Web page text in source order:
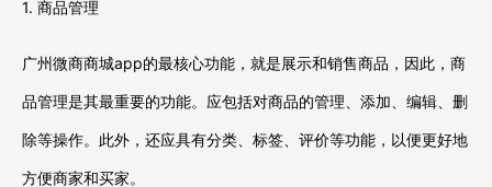
1. 商品管理
广州微商商城app的最核心功能，就是展示和销售商品，因此，商
品管理是其最重要的功能。应包括对商品的管理、添加、编辑、删
除等操作。此外，还应具有分类、标签、评价等功能，以便更好地
方便商家和买家。